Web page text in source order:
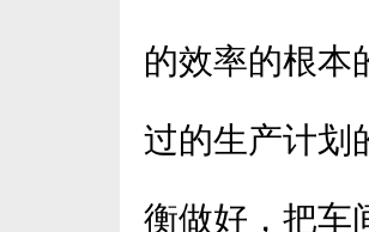
的效率的根本
过的生产计划
衡做好，把车